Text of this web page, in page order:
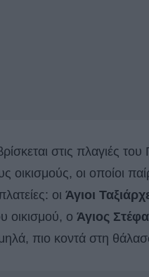
στις πλαγιές
οικισμούς, οι οποίοι
οι Άγιοι
οικισμού, ο Άγιος
πιο κοντά στη